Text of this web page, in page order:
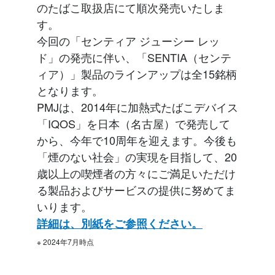
のたばこ取扱店にて順次発売いたしま
す。
今回の「センティア ジューシー レッ
ド」の発売に伴い、「SENTIA（センテ
ィア）」製品のラインアップは全15銘柄
となります。
PMJは、2014年に加熱式たばこデバイス
「IQOS」を日本（名古屋）で発売して
から、今年で10周年を迎えます。今後も
「煙のない社会」の実現を目指して、20
歳以上の喫煙者の方々にご満足いただけ
る製品およびサービスの提供に努めてま
いります。
詳細は、別紙をご参照ください。
※ 2024年7月時点